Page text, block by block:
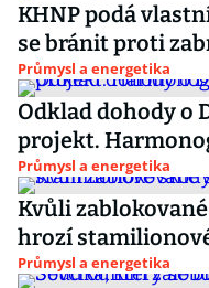
KHNP podá
se bránit proti
Průmysl a energetika
Odklad dohody o
projekt.
Průmysl a energetika
Kvůli
hrozí
Průmysl a energetika